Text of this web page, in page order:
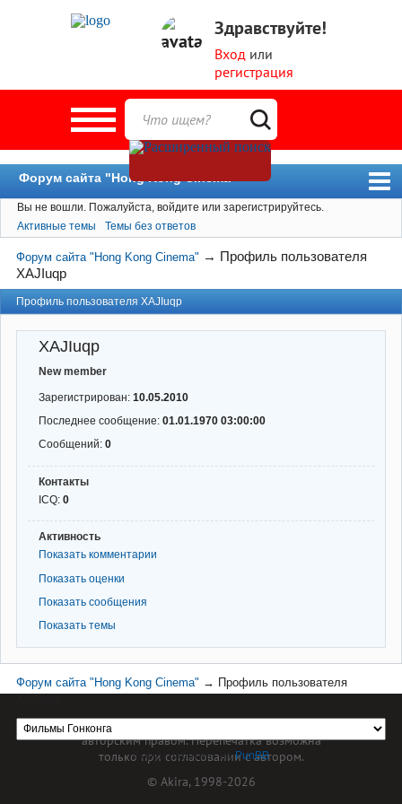
Здравствуйте!
Вход или
регистрация
Форум сайта "Hong Kong Cinema"
Форум
Новости
Пользователи
Поиск
Вы не вошли. Пожалуйста, войдите или зарегистрируйтесь.
Активные темы
Темы без ответов
Форум сайта "Hong Kong Cinema" → Профиль пользователя
XAJIuqp
Профиль пользователя XAJIuqp
XAJIuqp
New member
Зарегистрирован: 10.05.2010
Последнее сообщение: 01.01.1970 03:00:00
Сообщений: 0
Контакты
ICQ: 0
Активность
Показать комментарии
Показать оценки
Показать сообщения
Показать темы
Форум сайта "Hong Kong Cinema" → Профиль пользователя
Форум работает наPunBB
Материал сайта hkcinema.ru защищен
авторским правом. Перепечатка возможна
только при согласовании с автором.
© Akira, 1998-2026